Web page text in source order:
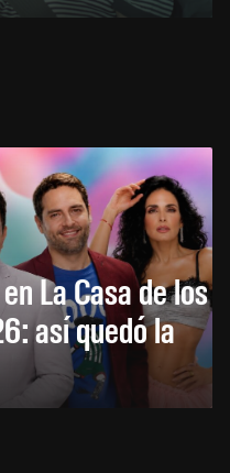
La Casa de los
así quedó la